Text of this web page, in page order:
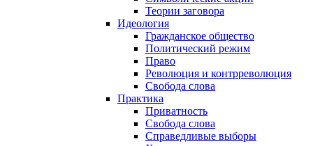
Теории заговора
Идеология
Гражданское общество
Политический режим
Право
Революция и контрреволюция
Свобода слова
Практика
Приватность
Свобода слова
Справедливые выборы